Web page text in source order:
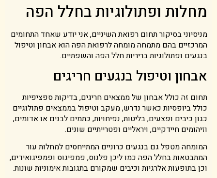
מחלות ופתולוגיות בחלל הפה
מניסיוני בסיקור תחום רפואת השיניים, אני יודע שאחד התחומים
המרכזיים בהם מתמחה מומחה לרפואת הפה הוא אבחון וטיפול
בנגעים ופתולוגיות בריריות חלל הפה והשפתיים.
אבחון וטיפול בנגעים חריגים
תחום זה כולל אבחון של ממצאים חריגים, בדיקות ספציפיות
כולל ביופסיות כאשר נדרש, מעקב וטיפול בממצאים פתולוגיים
כגון כיבים ופצעים, בליטות, נפיחויות, כתמים לבנים או אדומים,
וזיהומים חיידקיים, ויראליים ופטרייתיים שונים.
המומחה מטפל גם בנגעים כרוניים המתייחסים למחלות עור
המתבטאות בחלל הפה כמו ליכן פלנוס, פמפיגוס ופמפיגואידים,
וכן בתופעות אלרגיות וכיבים שמקורם בתגובות אימוניות שונות.